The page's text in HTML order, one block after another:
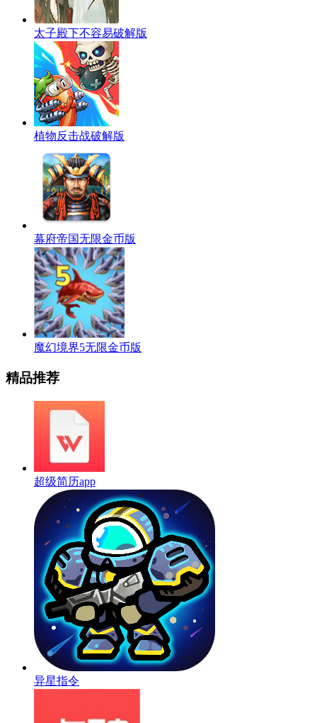
太子殿下不容易破解版
植物反击战破解版
幕府帝国无限金币版
魔幻境界5无限金币版
精品推荐
超级简历app
异星指令